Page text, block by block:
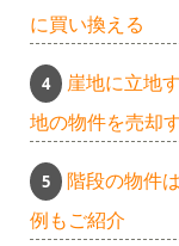
に買い換える
崖地に立地
地の物件を売却
階段の物件
例もご紹介